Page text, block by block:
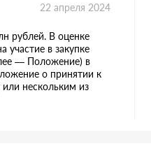
22 апреля 2024
рублей. В оценке
участие в закупке
— Положение) в
о принятии к
нескольким из